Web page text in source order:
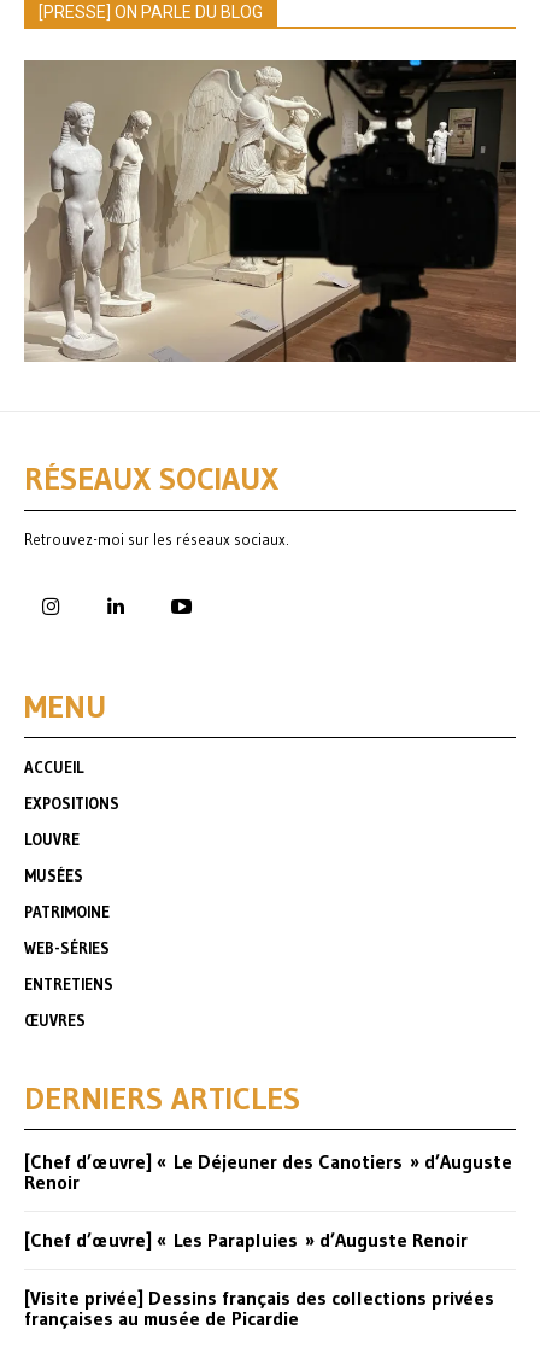
[PRESSE] ON PARLE DU BLOG
RÉSEAUX SOCIAUX
Retrouvez-moi sur les réseaux sociaux.
MENU
ACCUEIL
EXPOSITIONS
LOUVRE
MUSÉES
PATRIMOINE
WEB-SÉRIES
ENTRETIENS
ŒUVRES
DERNIERS ARTICLES
[Chef d’œuvre] « Le Déjeuner des Canotiers » d’Auguste
Renoir
[Chef d’œuvre] « Les Parapluies » d’Auguste Renoir
[Visite privée] Dessins français des collections privées
françaises au musée de Picardie